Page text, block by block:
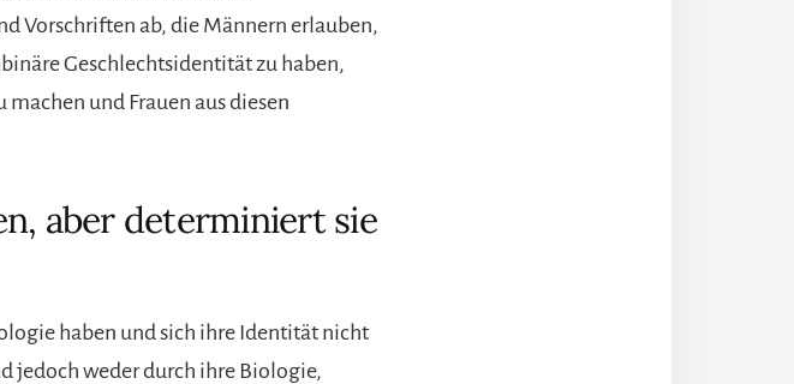
Vorschriften ab, die Männern erlauben,
Geschlechtsidentität zu haben,
und Frauen aus diesen
aber determiniert sie
haben und sich ihre Identität nicht
jedoch weder durch ihre Biologie,